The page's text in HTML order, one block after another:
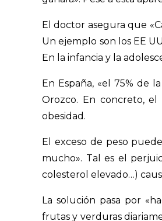
El doctor asegura que
Un ejemplo son los EE
En la infancia y la
En España, «el 75% de
Orozco. En concreto,
obesidad.
El exceso de peso
mucho». Tal es el
colesterol elevado…)
La solución pasa por
frutas y verduras